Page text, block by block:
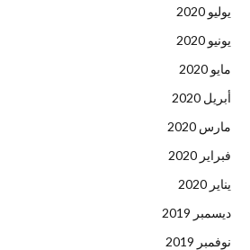
يوليو 2020
يونيو 2020
مايو 2020
أبريل 2020
مارس 2020
فبراير 2020
يناير 2020
ديسمبر 2019
نوفمبر 2019